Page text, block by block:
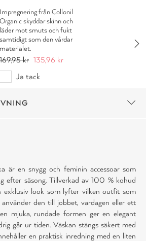
Impregnering från Collonil
Organic skyddar skinn och
läder mot smuts och fukt
samtidigt som den vårdar
materialet.
169,95 kr 135,96 kr
Ja tack
är en snygg och feminin accessoar som
efter säsong. Tillverkad av 100 % kohud
exklusiv look som lyfter vilken outfit som
den till jobbet, vardagen eller ett
mjuka, rundade formen ger en elegant
går ur tiden. Väskan stängs säkert med
en praktisk inredning med en liten